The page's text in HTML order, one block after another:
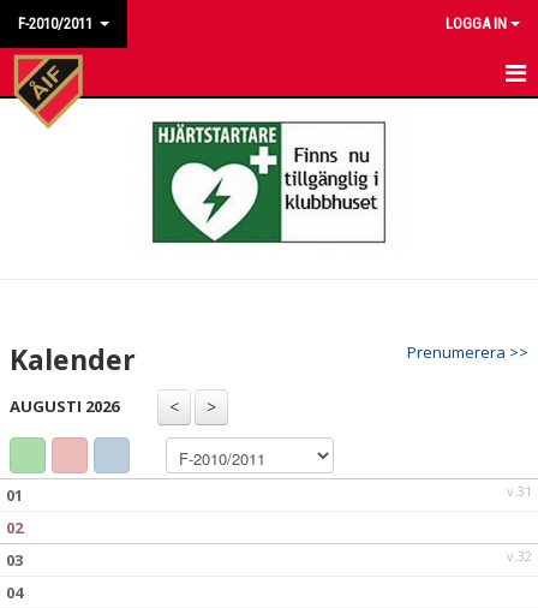
F-2010/2011 LOGGA IN
HEM
KONTAKT
Prenumerera >>
Kalender
AUGUSTI 2026
v.31
01
02
v.32
03
04